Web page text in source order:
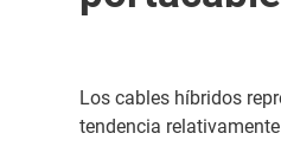
Los cables híbridos
tendencia